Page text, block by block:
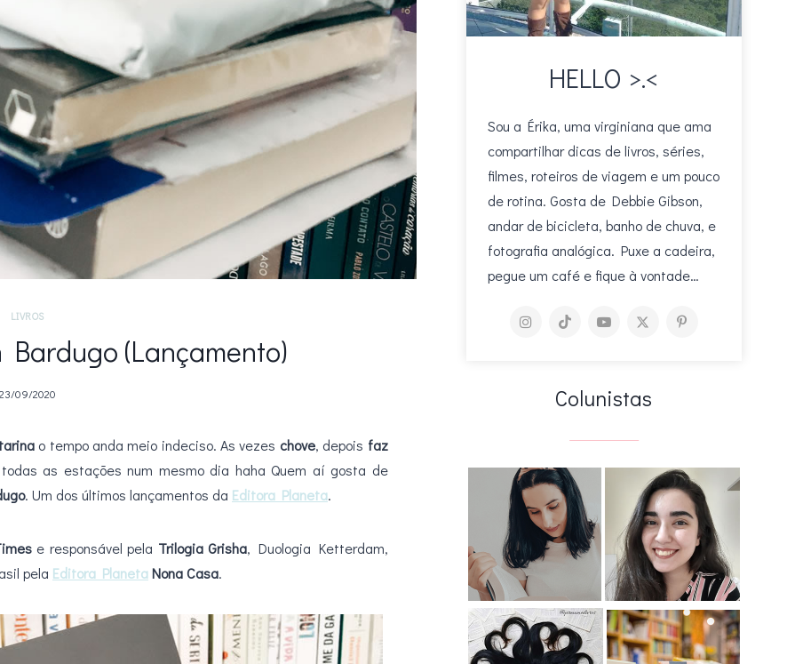
LIVROS
(Lançamento)
23/09/2020
o tempo anda meio indeciso. As vezes chove, depois faz
as estações num mesmo dia haha Quem aí gosta de
. Um dos últimos lançamentos da Editora Planeta.
e responsável pela Trilogia Grisha, Duologia Ketterdam,
pela Editora PlanetaNona Casa.
HELLO >.<
Sou a Érika, uma virginiana que ama
compartilhar dicas de livros, séries,
filmes, roteiros de viagem e um pouco
de rotina. Gosta de Debbie Gibson,
andar de bicicleta, banho de chuva, e
fotografia analógica. Puxe a cadeira,
pegue um café e fique à vontade…
Colunistas